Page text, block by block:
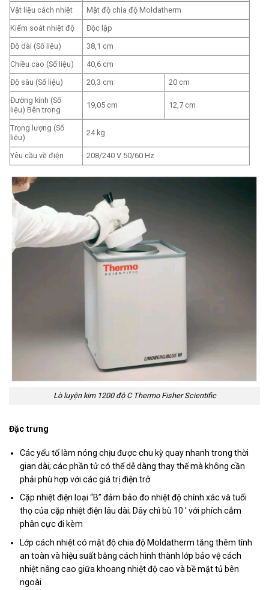
Vật liệu cách nhiệt
Mật độ chia độ Moldatherm
Kiểm soát nhiệt độ
Độc lập
Độ dài (Số liệu)
38,1 cm
Chiều cao (Số liệu)
40,6 cm
Độ sâu (Số liệu)
20,3 cm
20 cm
Đường kính (Số
liệu) Bên trong
19,05 cm 12,7 cm
Trọng lượng (Số
liệu)
24 kg
Yêu cầu về điện 208/240 V 50/60 Hz
Lò luyện kim 1200 độ C Thermo Fisher Scientific
Đặc trưng
Các yếu tố làm nóng chịu được chu kỳ quay nhanh trong thời
gian dài; các phần tử có thể dễ dàng thay thế mà không cần
phải phù hợp với các giá trị điện trở
Cặp nhiệt điện loại “B” đảm bảo đo nhiệt độ chính xác và tuổi
thọ của cặp nhiệt điện lâu dài; Dây chì bù 10 ′ với phích cắm
phân cực đi kèm
Lớp cách nhiệt có mật độ chia độ Moldatherm tăng thêm tính
an toàn và hiệu suất bằng cách hình thành lớp bảo vệ cách
nhiệt nâng cao giữa khoang nhiệt độ cao và bề mặt tủ bên
ngoài